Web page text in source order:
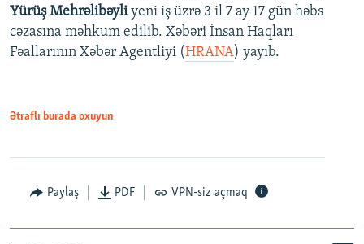
Yürüş Mehrəlibəyliyeni iş üzrə 3 il 7 ay 17 gün həbs
cəzasına məhkum edilib. Xəbəri İnsan Haqları
Fəallarının Xəbər Agentliyi (HRANA) yayıb.
Ətraflı burada oxuyun
Paylaş PDF VPN-siz açmaq